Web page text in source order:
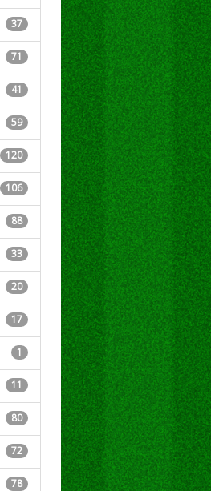
37
71
41
59
120
106
88
33
20
17
1
11
80
72
78